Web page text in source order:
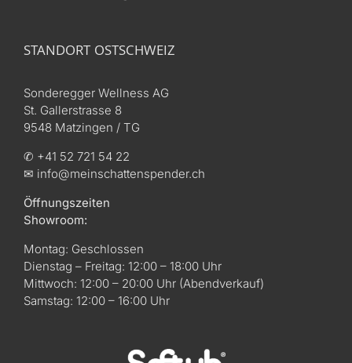
STANDORT OSTSCHWEIZ
Sonderegger Wellness AG
St. Gallerstrasse 8
9548 Matzingen / TG
✆ +41 52 721 54 22
✉ info@meinschattenspender.ch
Öffnungszeiten
Showroom:
Montag: Geschlossen
Dienstag – Freitag: 12:00 – 18:00 Uhr
Mittwoch: 12:00 – 20:00 Uhr (Abendverkauf)
Samstag: 12:00 – 16:00 Uhr